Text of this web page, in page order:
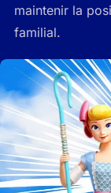
maintenir la
familial.